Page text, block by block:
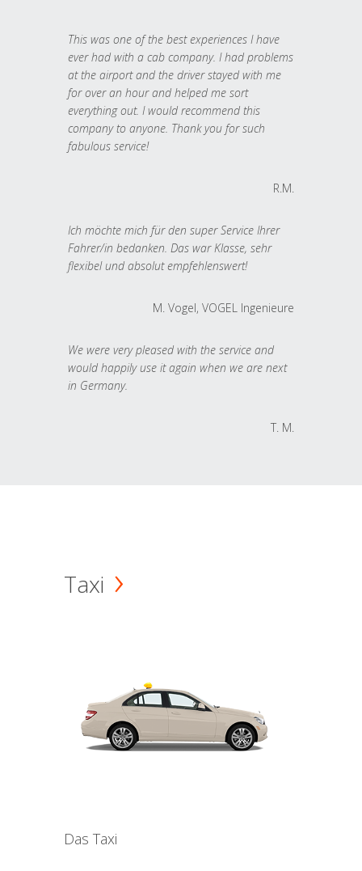
This was one of the best experiences I have
ever had with a cab company. I had problems
at the airport and the driver stayed with me
for over an hour and helped me sort
everything out. I would recommend this
company to anyone. Thank you for such
fabulous service!
R.M.
Ich möchte mich für den super Service Ihrer
Fahrer/in bedanken. Das war Klasse, sehr
flexibel und absolut empfehlenswert!
M. Vogel, VOGEL Ingenieure
We were very pleased with the service and
would happily use it again when we are next
in Germany.
T. M.
Taxi
Das Taxi